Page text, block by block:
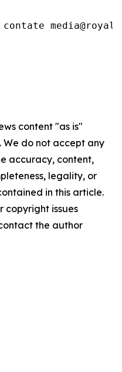
content "as is"
do not accept any
accuracy, content,
legality, or
in this article.
copyright issues
the author